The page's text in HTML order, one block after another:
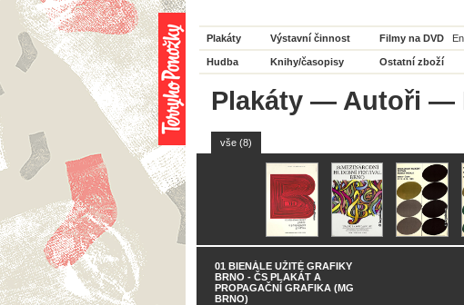
Plakáty Výstavní činnost Filmy na DVD
Hudba Knihy/časopisy Ostatní zboží
Plakáty — Autoři —
vše (8)
01 BIENÁLE UŽITÉ GRAFIKY
BRNO - ČS PLAKÁT A
PROPAGAČNÍ GRAFIKA (MG
BRNO)